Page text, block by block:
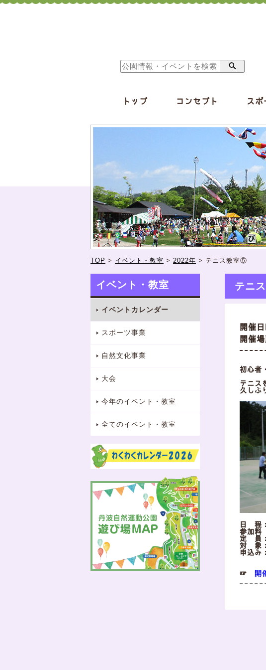
トップ コンセプト スポ
TOP > イベント・教室 > 2022年 > テニス教室⑤
イベント・教室
イベントカレンダー
スポーツ事業
自然文化事業
大会
今年のイベント・教室
全てのイベント・教室
テニ
開催
開催
初心者
テニス
久しぶ
日 程
参加
定 員
対 象
申込み
☞ 開